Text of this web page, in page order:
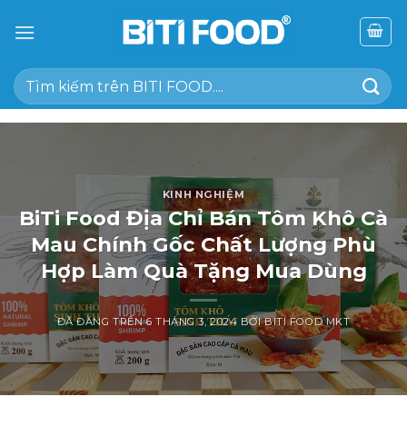
đến
dung
Tìm
kiếm:
KINH NGHIỆM
BiTi Food Địa Chỉ Bán Tôm Khô Cà
Mau Chính Gốc Chất Lượng Phù
Hợp Làm Quà Tặng Mua Dùng
ĐÃ ĐĂNG TRÊN6 THÁNG 3, 2024 BỞIBITI FOOD MKT